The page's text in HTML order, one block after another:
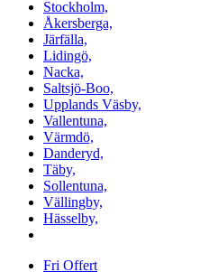
Stockholm,
Åkersberga,
Järfälla,
Lidingö,
Nacka,
Saltsjö-Boo,
Upplands Väsby,
Vallentuna,
Värmdö,
Danderyd,
Täby,
Sollentuna,
Vällingby,
Hässelby,
Fri Offert